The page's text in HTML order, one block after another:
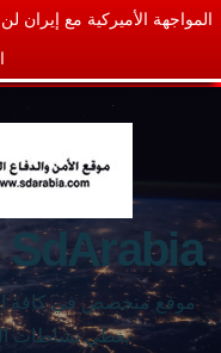
المواجهة الأميركية مع إيران
SdArabia
موقع متخصص في كافة
يغطي نشاطات